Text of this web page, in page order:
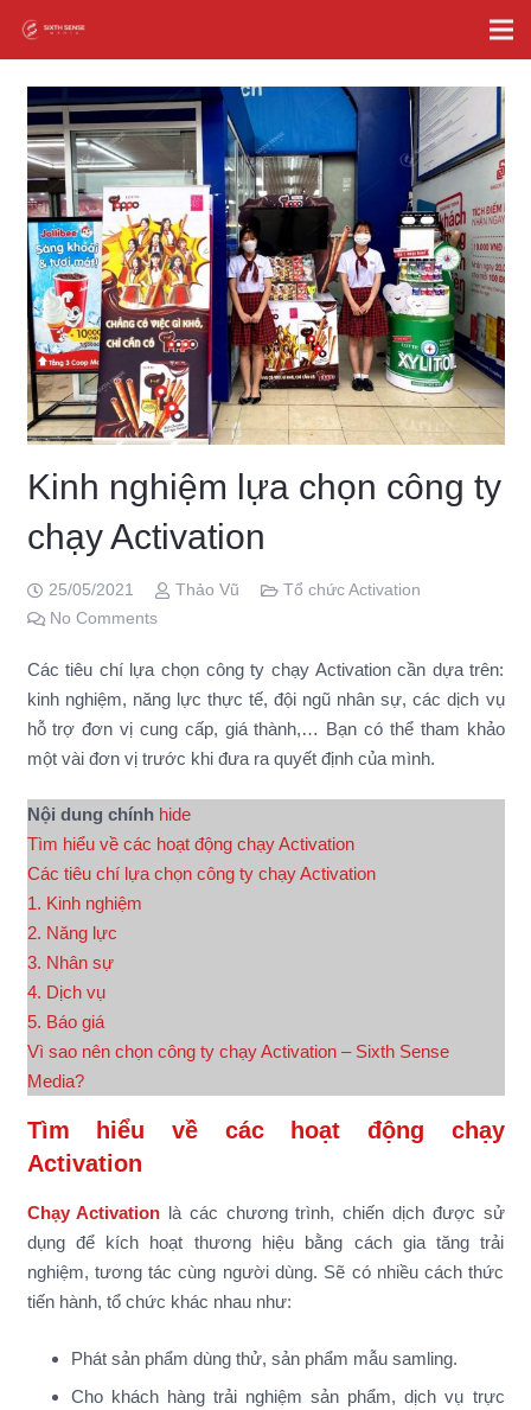
Kinh nghiệm lựa chọn công ty
chạy Activation
25/05/2021 Thảo Vũ
Tổ chức Activation
No Comments
Các tiêu chí lựa chọn công ty chạy Activation cần dựa trên:
kinh nghiệm, năng lực thực tế, đội ngũ nhân sự, các dịch vụ
hỗ trợ đơn vị cung cấp, giá thành,… Bạn có thể tham khảo
một vài đơn vị trước khi đưa ra quyết định của mình.
Nội dung chính hide
Tìm hiểu về các hoạt động chạy Activation
Các tiêu chí lựa chọn công ty chạy Activation
1. Kinh nghiệm
2. Năng lực
3. Nhân sự
4. Dịch vụ
5. Báo giá
Vì sao nên chọn công ty chạy Activation – Sixth Sense
Media?
Tìm hiểu về các hoạt động chạy
Activation
Chạy Activation là các chương trình, chiến dịch được sử
dụng để kích hoạt thương hiệu bằng cách gia tăng trải
nghiệm, tương tác cùng người dùng. Sẽ có nhiều cách thức
tiến hành, tổ chức khác nhau như:
Phát sản phẩm dùng thử, sản phẩm mẫu samling.
Cho khách hàng trải nghiệm sản phẩm, dịch vụ trực